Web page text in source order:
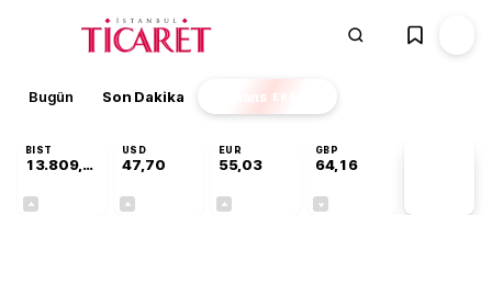
Bugün Son Dakika Finans EKSTRA
BIST
13.809,07
USD
47,70
EUR
55,03
GBP
64,16